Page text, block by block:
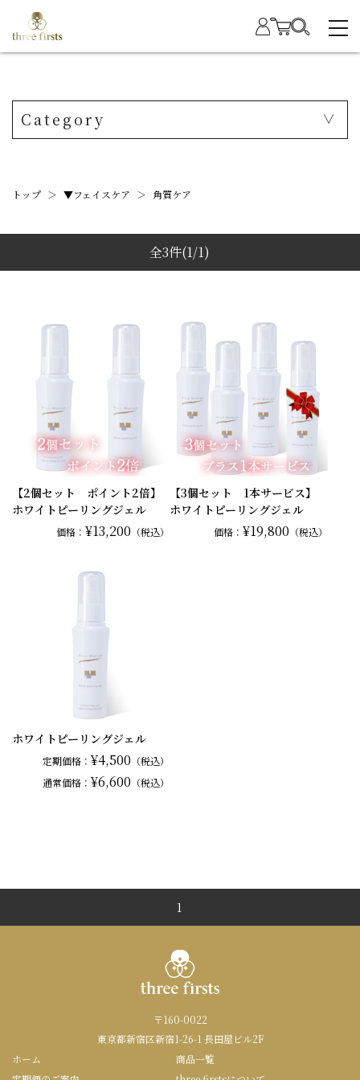
Category
トップ ＞ ▼フェイスケア ＞ 角質ケア
全3件(1/1)
【2個セット ポイント2倍】
ホワイトピーリングジェル
価格： ¥13,200 （税込）
【3個セット 1本サービス】
ホワイトピーリングジェル
価格： ¥19,800 （税込）
ホワイトピーリングジェル
定期価格：¥4,500 （税込）
通常価格：¥6,600 （税込）
1
〒160-0022
東京都新宿区新宿1-26-1 長田屋ビル2F
ホーム
商品一覧